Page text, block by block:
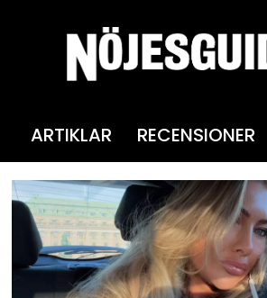
ARTIKLAR RECENSIONER
Tag:
hanna
friberg